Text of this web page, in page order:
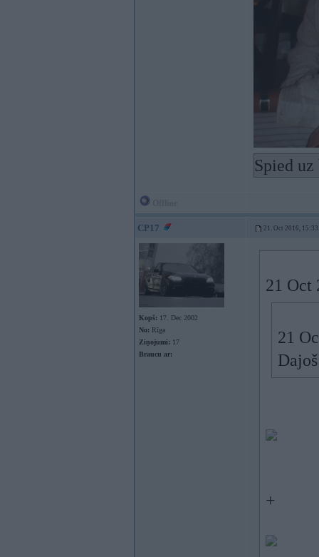
Spied
CP17 21. Oct 2016, 15:33
Kopš: 17. Dec 2002
No: Rīga
Ziņojumi: 17
Braucu ar:
21 Oct
21
+